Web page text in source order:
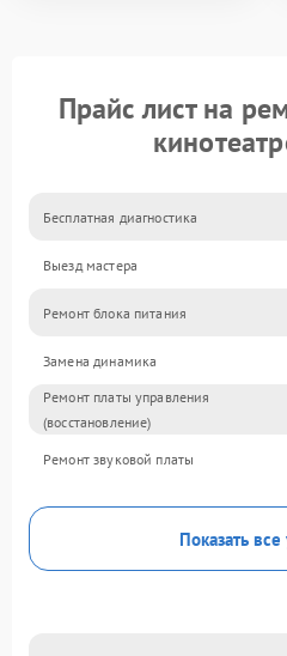
Прайс лист на
Бесплатная диагностика
Выезд мастера
Ремонт блока питания
Замена динамика
Ремонт платы управления
(восстановление)
Ремонт звуковой платы
Показать все